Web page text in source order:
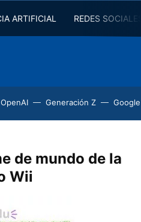
ARTIFICIAL REDES
OpenAI Generación Z
de mundo de la
Wii